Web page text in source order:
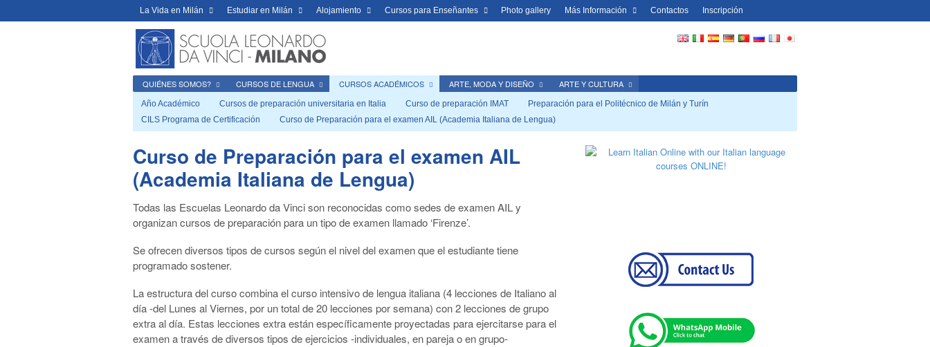
La Vida en Milán Estudiar en Milán Alojamiento Cursos para Enseñantes Photo gallery Más Información Contactos Inscripción
QUIÉNES SOMOS? CURSOS DE LENGUA CURSOS ACADÉMICOS
Año Académico Cursos de preparación universitaria en Italia Curso de preparación IMAT
Preparación para el Politécnico de Milán y Turín
CILS Programa de Certificación
Curso de Preparación para el examen AIL (Academia Italiana de Lengua)
ARTE, MODA Y DISEÑO ARTE Y CULTURA
Curso de Preparación para el examen AIL
(Academia Italiana de Lengua)
Todas las Escuelas Leonardo da Vinci son reconocidas como sedes de examen AIL y
organizan cursos de preparación para un tipo de examen llamado ‘Firenze’.
Se ofrecen diversos tipos de cursos según el nivel del examen que el estudiante tiene
programado sostener.
La estructura del curso combina el curso intensivo de lengua italiana (4 lecciones de Italiano al
día -del Lunes al Viernes, por un total de 20 lecciones por semana) con 2 lecciones de grupo
extra al día. Estas lecciones extra están específicamente proyectadas para ejercitarse para el
examen a través de diversos tipos de ejercicios -individuales, en pareja o en grupo-